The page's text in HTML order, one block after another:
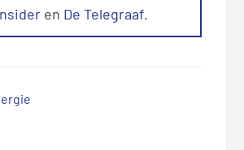
en De Telegraaf.